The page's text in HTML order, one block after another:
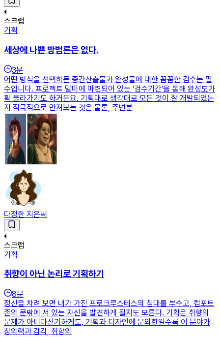
스크랩
기획
세상에 나쁜 방법론은 없다.
3분
어떤 방식을 선택하든 중간산출물과 완성물에 대한 꼼꼼한 검수는 필
수입니다. 프로젝트 말미에 마련되어 있는 '검수기간'을 통해 완성도가
확 올라가기도 하거든요. 기획대로 생각대로 모든 것이 잘 개발되었는
지 적극적으로 만져보는 것은 물론, 주변분
다정한 지은씨
스크랩
기획
취향이 아닌 논리로 기획하기
8분
정신을 차려 보면 내가 가진 프로크루스테스의 침대를 부수고, 컴포트
존의 문밖에 서 있는 자신을 발견하게 될지도 모른다. 기획은 취향의
문제가 아니다신기하게도, 기획과 디자인에 문외한일수록 이 분야가
창의력과 감각, 취향의